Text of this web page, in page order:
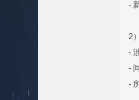
-
2
-
-
-